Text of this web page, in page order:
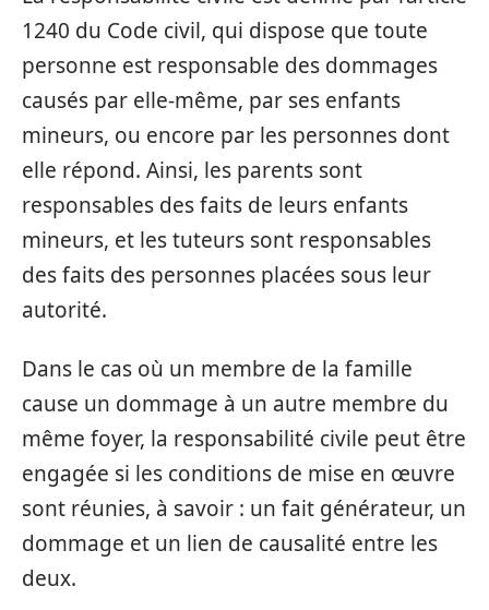
1240 du Code civil, qui dispose que toute
personne est responsable des dommages
causés par elle-même, par ses enfants
mineurs, ou encore par les personnes dont
elle répond. Ainsi, les parents sont
responsables des faits de leurs enfants
mineurs, et les tuteurs sont responsables
des faits des personnes placées sous leur
autorité.
Dans le cas où un membre de la famille
cause un dommage à un autre membre du
même foyer, la responsabilité civile peut être
engagée si les conditions de mise en œuvre
sont réunies, à savoir : un fait générateur, un
dommage et un lien de causalité entre les
deux.